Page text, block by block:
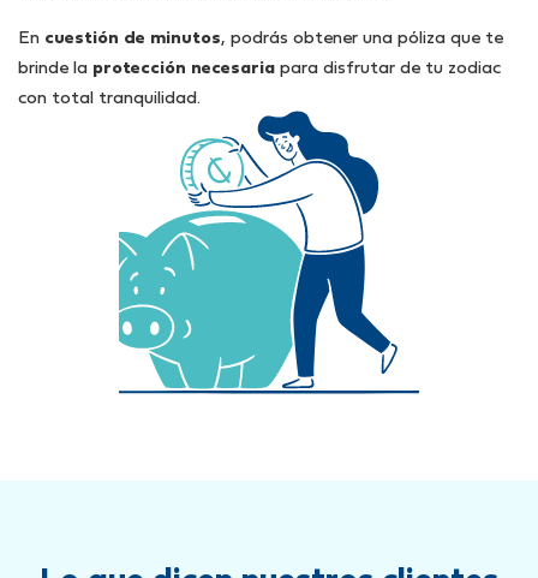
En cuestión de minutos, podrás obtener una póliza que te
brinde la protección necesaria para disfrutar de tu zodiac
con total tranquilidad.